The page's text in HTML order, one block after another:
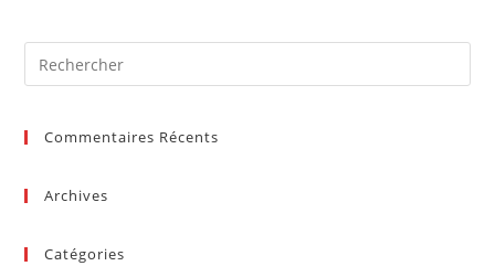
Commentaires Récents
Archives
Catégories